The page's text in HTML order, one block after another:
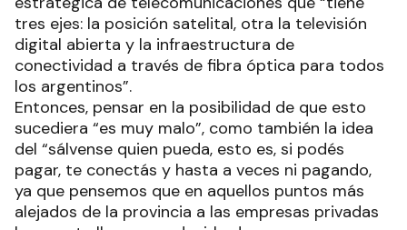
tres ejes: la posición satelital, otra la televisión
digital abierta y la infraestructura de
conectividad a través de fibra óptica para todos
los argentinos”.
Entonces, pensar en la posibilidad de que esto
sucediera “es muy malo”, como también la idea
del “sálvense quien pueda, esto es, si podés
pagar, te conectás y hasta a veces ni pagando,
ya que pensemos que en aquellos puntos más
alejados de la provincia a las empresas privadas